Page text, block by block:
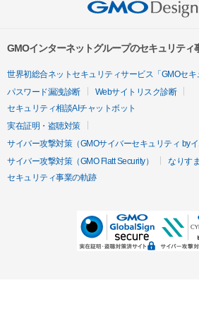
GMOインターネットグループのセキュリティ
世界初総合ネットセキュリティサービス「GMOセキ
パスワード漏洩診断
Webサイトリスク診断
セキュリティ相談AIチャットボット
実在証明・盗聴対策
サイバー攻撃対策（GMOサイバーセキュリティ byイ
サイバー攻撃対策（GMO Flatt Security）
なりす
セキュリティ事業の軌跡